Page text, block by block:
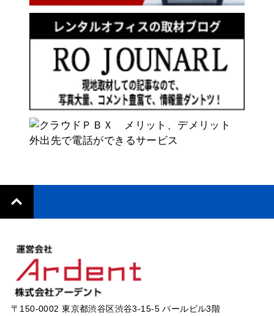
〒150-0002 東京都渋谷区渋谷3-15-5 パールビル3階